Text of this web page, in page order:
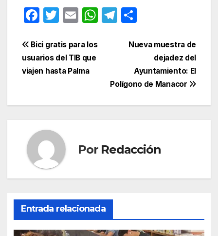
F
c
e
b
o
T
itt
er
E
ail
W
p
T
a
m
m
ar
tir
Navegación
de
Nueva muestra de
dejadez del
Ayuntamiento: El
Polígono de Manacor
Bici gratis para los
usuarios del TIB que
viajen hasta Palma
Por Redacción
Entrada relacionada